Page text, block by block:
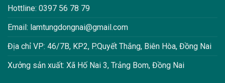
Hottline: 0397 56 78 79
Email: lamtungdongnai@gmail.com
Địa chỉ VP: 46/7B, KP2, P.Quyết Thắng, Biên Hòa, Đồng Nai
Xưởng sản xuất: Xã Hố Nai 3, Trảng Bom, Đồng Nai